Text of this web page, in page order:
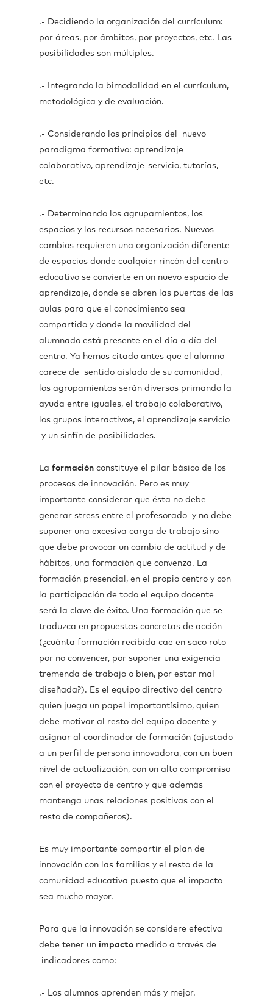
.- Decidiendo la organización del currículum:
por áreas, por ámbitos, por proyectos, etc. Las
posibilidades son múltiples.
.- Integrando la bimodalidad en el currículum,
metodológica y de evaluación.
.- Considerando los principios del nuevo
paradigma formativo: aprendizaje
colaborativo, aprendizaje-servicio, tutorías,
etc.
.- Determinando los agrupamientos, los
espacios y los recursos necesarios. Nuevos
cambios requieren una organización diferente
de espacios donde cualquier rincón del centro
educativo se convierte en un nuevo espacio de
aprendizaje, donde se abren las puertas de las
aulas para que el conocimiento sea
compartido y donde la movilidad del
alumnado está presente en el día a día del
centro. Ya hemos citado antes que el alumno
carece de sentido aislado de su comunidad,
los agrupamientos serán diversos primando la
ayuda entre iguales, el trabajo colaborativo,
los grupos interactivos, el aprendizaje servicio
y un sinfín de posibilidades.
La formación constituye el pilar básico de los
procesos de innovación. Pero es muy
importante considerar que ésta no debe
generar stress entre el profesorado y no debe
suponer una excesiva carga de trabajo sino
que debe provocar un cambio de actitud y de
hábitos, una formación que convenza. La
formación presencial, en el propio centro y con
la participación de todo el equipo docente
será la clave de éxito. Una formación que se
traduzca en propuestas concretas de acción
(¿cuánta formación recibida cae en saco roto
por no convencer, por suponer una exigencia
tremenda de trabajo o bien, por estar mal
diseñada?). Es el equipo directivo del centro
quien juega un papel importantísimo, quien
debe motivar al resto del equipo docente y
asignar al coordinador de formación (ajustado
a un perfil de persona innovadora, con un buen
nivel de actualización, con un alto compromiso
con el proyecto de centro y que además
mantenga unas relaciones positivas con el
resto de compañeros).
Es muy importante compartir el plan de
innovación con las familias y el resto de la
comunidad educativa puesto que el impacto
sea mucho mayor.
Para que la innovación se considere efectiva
debe tener un impacto medido a través de
indicadores como:
.- Los alumnos aprenden más y mejor.